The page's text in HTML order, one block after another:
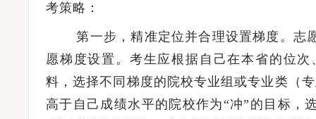
考策略：
第一步，精准定位并合理设置梯度。志愿
愿梯度设置。考生应根据自己在本省的位
料，选择不同梯度的院校专业组或专业类（
高于自己成绩水平的院校作为“冲”的目标，